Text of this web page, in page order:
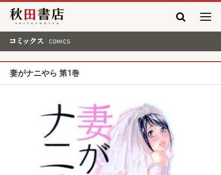
秋田書店
妻がナニやら 第1巻